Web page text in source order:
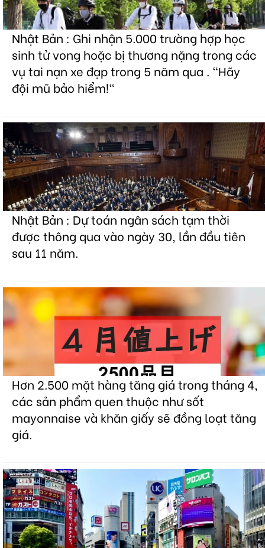
Nhật Bản : Ghi nhận 5.000 trường hợp học
sinh tử vong hoặc bị thương nặng trong các
vụ tai nạn xe đạp trong 5 năm qua . "Hãy
đội mũ bảo hiểm!"
Nhật Bản : Dự toán ngân sách tạm thời
được thông qua vào ngày 30, lần đầu tiên
sau 11 năm.
Hơn 2.500 mặt hàng tăng giá trong tháng 4,
các sản phẩm quen thuộc như sốt
mayonnaise và khăn giấy sẽ đồng loạt tăng
giá.